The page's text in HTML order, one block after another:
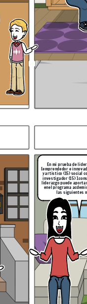
qué es
En mi prueba de
[emprendedor e innovador
y artistico (15) social
investigador (15)
liderazgo puede aportar a mi formacion
enel programa
las